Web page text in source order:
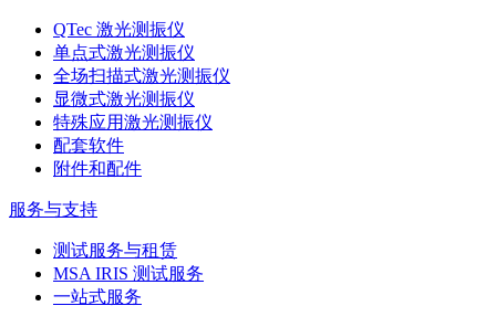
QTec 激光测振仪
单点式激光测振仪
全场扫描式激光测振仪
显微式激光测振仪
特殊应用激光测振仪
配套软件
附件和配件
服务与支持
测试服务与租赁
MSA IRIS 测试服务
一站式服务